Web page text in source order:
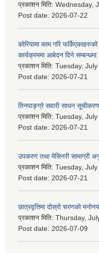
प्रकाशन मिति: Wednesday,
Post date: 2026-07-22
कोरियामा काम गरि
कार्यक्रममा आबेदन दिने
प्रकाशन मिति: Tuesday,
Post date: 2026-07-21
तिनपाङ्ग्रे सवारी साधन
प्रकाशन मिति: Tuesday,
Post date: 2026-07-21
उपकरण तथा मेसिनरी सामाग्री
प्रकाशन मिति: Tuesday,
Post date: 2026-07-21
छात्रवृत्तिमा दोस्रो चरणको
प्रकाशन मिति: Thursday,
Post date: 2026-07-09